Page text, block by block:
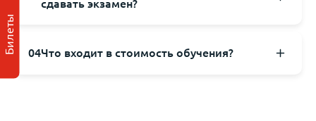
Билеты
сдавать экзамен?
04Что входит в стоимость обучения?